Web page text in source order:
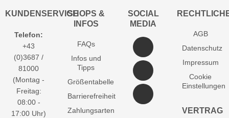
KUNDENSERVICE
Telefon:
+43
(0)3687 /
81000
(Montag -
Freitag:
08:00 -
17:00 Uhr)
SHOPS &
INFOS
FAQs
Infos und
Tipps
Größentabelle
Barrierefreiheit
Zahlungsarten
SOCIAL
MEDIA
AGB
Datenschutz
Impressum
Cookie
Einstellungen
VERTRAG